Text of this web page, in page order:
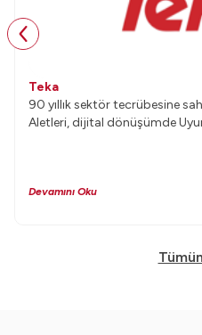
Teka
90 yıllık sektör tecrübesine
Aletleri, dijital dönüşümde
Devamını Oku